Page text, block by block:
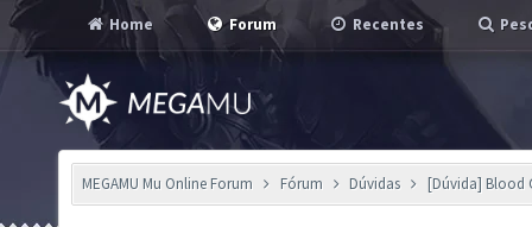
Home Forum Recentes
MEGAMU Mu Online Forum Fórum Dúvidas [Dúvida] Blood